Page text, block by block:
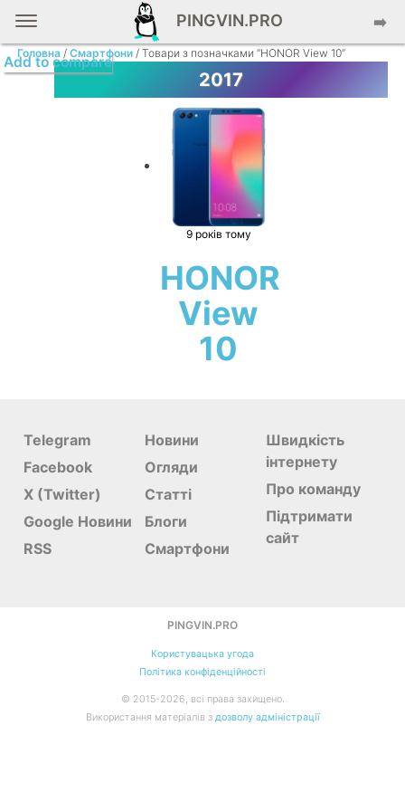
PINGVIN.PRO ➡️
Головна /Смартфони / Товари з позначками “HONOR View 10”
2017
9 років тому
HONOR
View
10
Add to compare
Telegram
Facebook
X (Twitter)
Google Новини
RSS
Новини
Огляди
Статті
Блоги
Смартфони
Швидкість
інтернету
Про команду
Підтримати
сайт
PINGVIN.PRO
Користувацька угода
Політика конфіденційності
© 2015-2026 , всі права захищено.
Використання матеріалів з дозволу адміністрації